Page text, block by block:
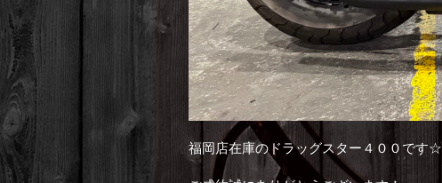
福岡店在庫のドラッグスター４００です☆